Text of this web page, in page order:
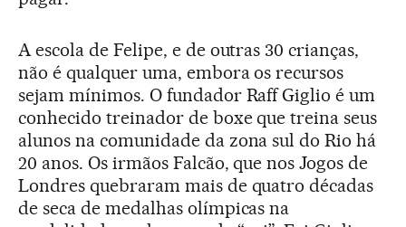
A escola de Felipe, e de outras 30 crianças,
não é qualquer uma, embora os recursos
sejam mínimos. O fundador Raff Giglio é um
conhecido treinador de boxe que treina seus
alunos na comunidade da zona sul do Rio há
20 anos. Os irmãos Falcão, que nos Jogos de
Londres quebraram mais de quatro décadas
de seca de medalhas olímpicas na